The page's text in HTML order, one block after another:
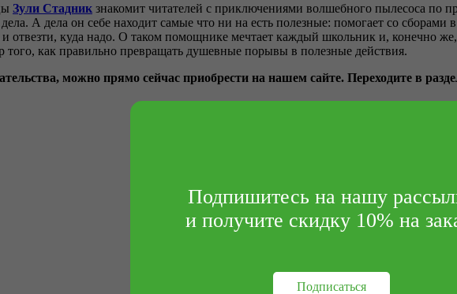
Зули Стадник знакомит читателей с приключениями волшебного пылесоса по
А дела он себе находит самые что ни на есть полезные: помогает со
отвезти, куда надо. О таком помощнике мечтает каждый школьник и, конечно
того, как правильно превращать душевные порывы в полезные действия.
можно прямо сейчас приобрести на нашем сайте. Переходите в
Подпишитесь на нашу
и получите скидку 10% на
Подписаться